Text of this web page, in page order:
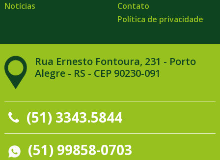
Notícias
Contato
Política de privacidade
Rua Ernesto Fontoura, 231 - Porto
Alegre - RS - CEP 90230-091
(51) 3343.5844
(51) 99858-0703